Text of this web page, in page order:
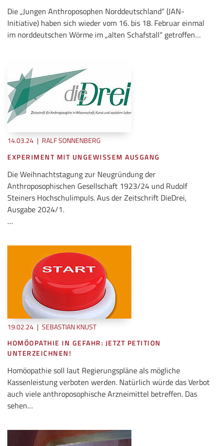
Die „Jungen Anthroposophen Norddeutschland“ (JAN-
Initiative) haben sich wieder vom 16. bis 18. Februar einmal
im norddeutschen Wörme im „alten Schafstall“ getroffen…
14.03.24 | RALF SONNENBERG
EXPERIMENT MIT UNGEWISSEM AUSGANG
Die Weihnachtstagung zur Neugründung der
Anthroposophischen Gesellschaft 1923/24 und Rudolf
Steiners Hochschulimpuls. Aus der Zeitschrift DieDrei,
Ausgabe 2024/1.
…
19.02.24 | SEBASTIAN KNUST
HOMÖOPATHIE IN GEFAHR: JETZT PETITION
UNTERZEICHNEN!
Homöopathie soll laut Regierungspläne als mögliche
Kassenleistung verboten werden. Natürlich würde das Verbot
auch viele anthroposophische Arzneimittel betreffen. Das
sehen…